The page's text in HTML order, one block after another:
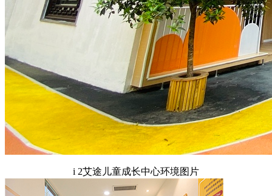
i 2艾途儿童成长中心环境图片